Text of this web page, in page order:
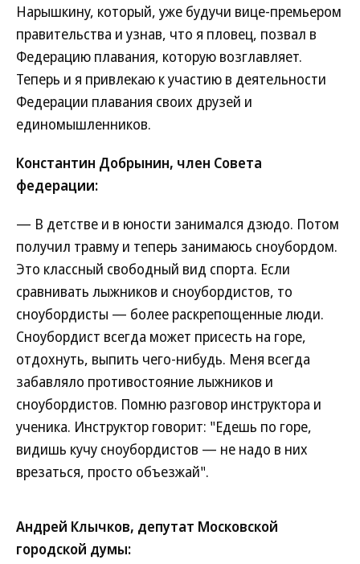
Нарышкину, который, уже будучи вице-премьером
правительства и узнав, что я пловец, позвал в
Федерацию плавания, которую возглавляет.
Теперь и я привлекаю к участию в деятельности
Федерации плавания своих друзей и
единомышленников.
Константин Добрынин, член Совета
федерации:
— В детстве и в юности занимался дзюдо. Потом
получил травму и теперь занимаюсь сноубордом.
Это классный свободный вид спорта. Если
сравнивать лыжников и сноубордистов, то
сноубордисты — более раскрепощенные люди.
Сноубордист всегда может присесть на горе,
отдохнуть, выпить чего-нибудь. Меня всегда
забавляло противостояние лыжников и
сноубордистов. Помню разговор инструктора и
ученика. Инструктор говорит: "Едешь по горе,
видишь кучу сноубордистов — не надо в них
врезаться, просто объезжай".
Андрей Клычков, депутат Московской
городской думы: